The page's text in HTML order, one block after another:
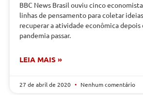
BBC News Brasil ouviu cinco
linhas de pensamento para coletar
recuperar a atividade econômica depois
pandemia passar.
LEIA MAIS »
27 de abril de 2020 Nenhum comentário